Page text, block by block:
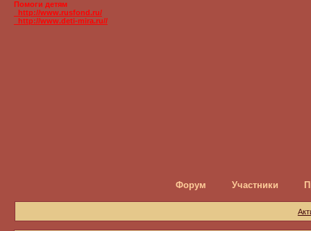
Помоги детям
_http://www.rusfond.ru/
_http://www.deti-mira.ru//
Форум Участники